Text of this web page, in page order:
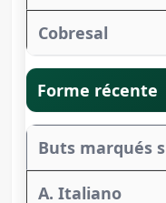
Forme récente
Buts marqués